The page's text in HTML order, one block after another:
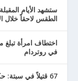
ستشهد الأيام
الطقس لاحقاً خلال
في روتردام
67 قتيلاً في